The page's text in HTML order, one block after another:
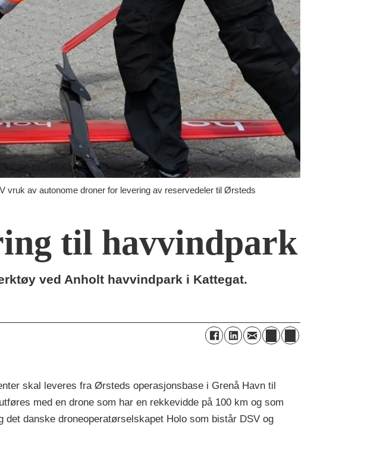
vruk av autonome droner for levering av reservedeler til Ørsteds
til havvindpark
ved Anholt havvindpark i Kattegat.
skal leveres fra Ørsteds operasjonsbase i Grenå Havn til
med en drone som har en rekkevidde på 100 km og som
danske droneoperatørselskapet Holo som bistår DSV og